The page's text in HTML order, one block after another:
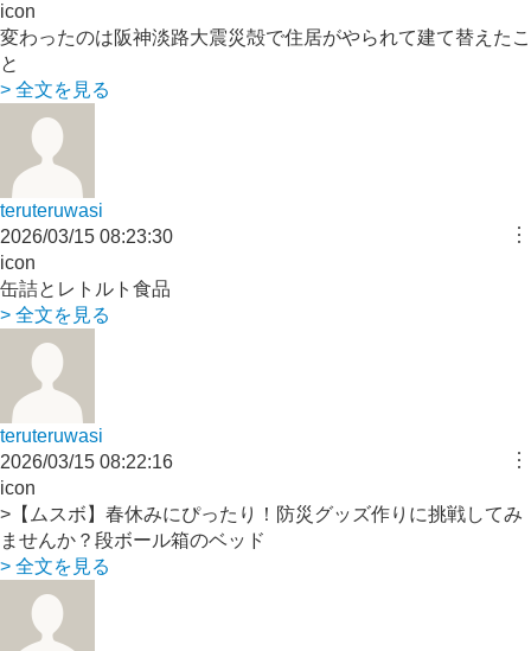
icon
変わったのは阪神淡路大震災殻で住居がやられて建て替えたこ
と
> 全文を見る
teruteruwasi
︙
2026/03/15 08:23:30
icon
缶詰とレトルト食品
> 全文を見る
teruteruwasi
︙
2026/03/15 08:22:16
icon
>【ムスボ】春休みにぴったり！防災グッズ作りに挑戦してみ
ませんか？段ボール箱のベッド
> 全文を見る